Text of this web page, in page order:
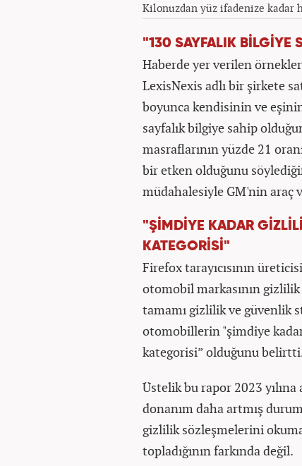
Kilonuzdan yüz ifadenize kadar
"130 SAYFALIK BİLGİYE
Haberde yer verilen
LexisNexis adlı bir şirkete
boyunca kendisinin ve
sayfalık bilgiye sahip
masraflarının yüzde 21
bir etken olduğunu
müdahalesiyle GM'nin araç
"ŞİMDİYE KADAR
KATEGORİSİ"
Firefox tarayıcısının
otomobil markasının
tamamı gizlilik ve güvenlik
otomobillerin "şimdiye
kategorisi” olduğunu
Üstelik bu rapor 2023 yılına
donanım daha artmış
gizlilik sözleşmelerini
topladığının farkında değil.